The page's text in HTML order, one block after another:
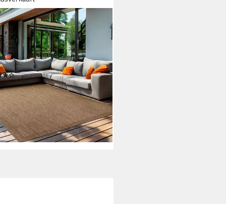
Unicolor - Einfarbig,
Höhe: 5 mm, Teppich
Balkon Küchenteppich
Sisaloptik
(56)
€ UVP57,90 €
- in 3-4 Werktagen bei dir
+1